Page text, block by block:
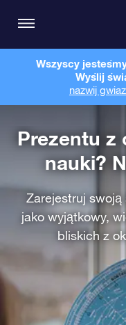
Wszyscy
Wyślij
nazwij
Prezentu z
nauki?
Zarejestruj
jako wyjątkowy,
bliskich z